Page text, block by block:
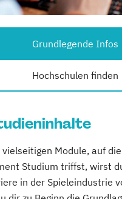
Grundlegende Infos
Hochschulen finden
vielseitigen Module, auf
Studium triffst, wirst
in der Spieleindustrie